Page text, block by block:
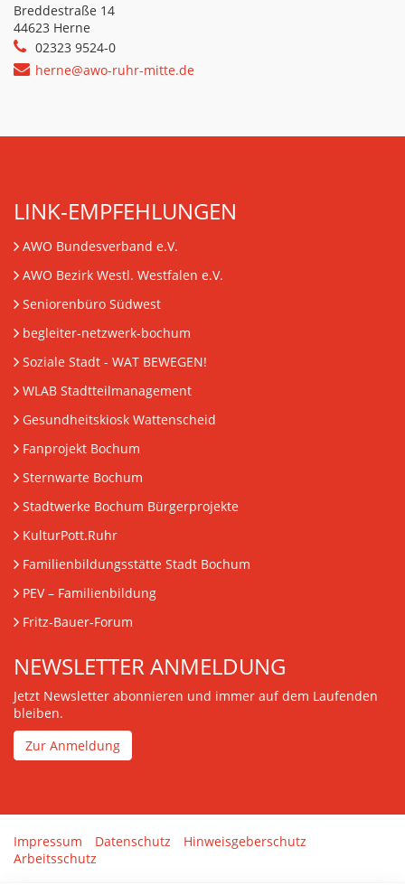
Breddestraße 14
44623 Herne
02323 9524-0
herne@awo-ruhr-mitte.de
LINK-EMPFEHLUNGEN
AWO Bundesverband e.V.
AWO Bezirk Westl. Westfalen e.V.
Seniorenbüro Südwest
begleiter-netzwerk-bochum
Soziale Stadt - WAT BEWEGEN!
WLAB Stadtteilmanagement
Gesundheitskiosk Wattenscheid
Fanprojekt Bochum
Sternwarte Bochum
Stadtwerke Bochum Bürgerprojekte
KulturPott.Ruhr
Familienbildungsstätte Stadt Bochum
PEV– Familienbildung
Fritz-Bauer-Forum
NEWSLETTER ANMELDUNG
Jetzt Newsletter abonnieren und immer auf dem Laufenden
bleiben.
Zur Anmeldung
Impressum Datenschutz
Hinweisgeberschutz
Arbeitsschutz